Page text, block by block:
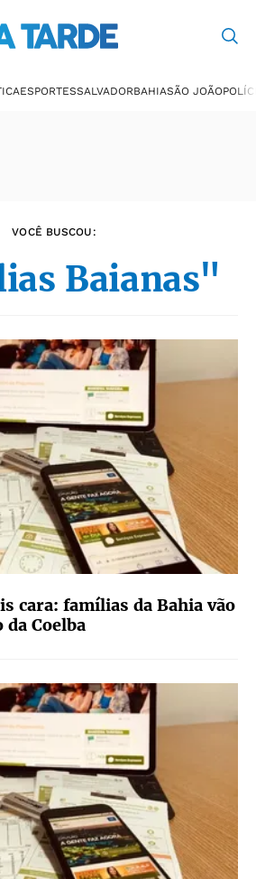
ESPORTESSALVADORBAHIASÃO JOÃO
VOCÊ BUSCOU:
Baianas"
cara: famílias da Bahia vão
Coelba